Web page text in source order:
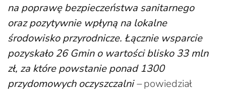
na poprawę bezpieczeństwa sanitarnego
oraz pozytywnie wpłyną na lokalne
środowisko przyrodnicze. Łącznie wsparcie
pozyskało 26 Gmin o wartości blisko 33 mln
zł, za które powstanie ponad 1300
przydomowych oczyszczalni–powiedział